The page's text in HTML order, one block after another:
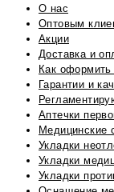
О нас
Оптовым
Акции
Доставка и
Как оформить
Гарантии и
Аптечки
Медицинские
Укладки
Укладки
Укладки